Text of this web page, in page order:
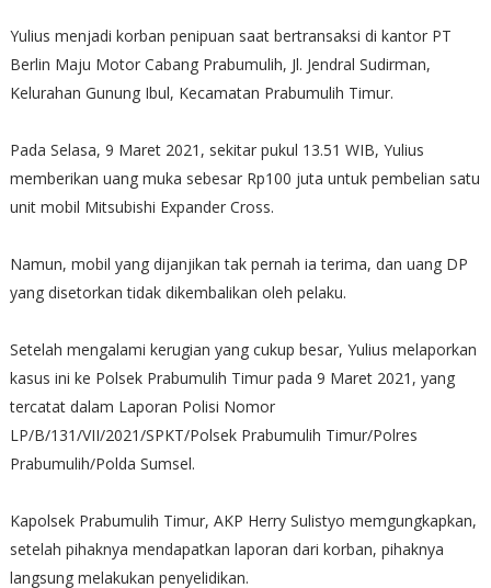
Yulius menjadi korban penipuan saat bertransaksi di kantor PT
Berlin Maju Motor Cabang Prabumulih, Jl. Jendral Sudirman,
Kelurahan Gunung Ibul, Kecamatan Prabumulih Timur.
Pada Selasa, 9 Maret 2021, sekitar pukul 13.51 WIB, Yulius
memberikan uang muka sebesar Rp100 juta untuk pembelian satu
unit mobil Mitsubishi Expander Cross.
Namun, mobil yang dijanjikan tak pernah ia terima, dan uang DP
yang disetorkan tidak dikembalikan oleh pelaku.
Setelah mengalami kerugian yang cukup besar, Yulius melaporkan
kasus ini ke Polsek Prabumulih Timur pada 9 Maret 2021, yang
tercatat dalam Laporan Polisi Nomor
LP/B/131/VII/2021/SPKT/Polsek Prabumulih Timur/Polres
Prabumulih/Polda Sumsel.
Kapolsek Prabumulih Timur, AKP Herry Sulistyo memgungkapkan,
setelah pihaknya mendapatkan laporan dari korban, pihaknya
langsung melakukan penyelidikan.